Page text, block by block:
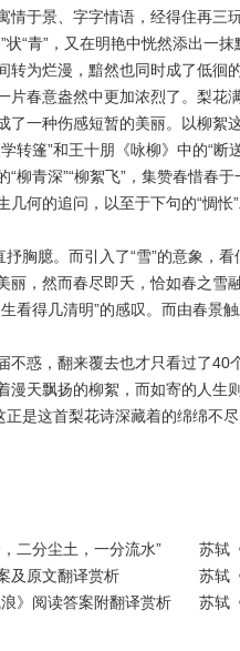
情于景、字字情语，经得住再三
状“青”，又在明艳中恍然添出一
转为烂漫，黯然也同时成了低徊的
春意盎然中更加浓烈了。梨花
了一种伤感短暂的美丽。以柳絮
转篷”和王十朋《咏柳》中的“
柳青深”“柳絮飞”，集赞春惜春
几何的追问，以至于下句的“惆
胸臆。而引入了“雪”的意象，
丽，然而春尽即夭，恰如春之雪
看得几清明”的感叹。而由春景
惑，翻来覆去也才只看过了40
漫天飘扬的柳絮，而如寄的人生
正是这首梨花诗深藏着的绵绵不
二分尘土，一分流水”
苏轼
及原文翻译赏析
苏轼
》阅读答案附翻译赏析
苏轼